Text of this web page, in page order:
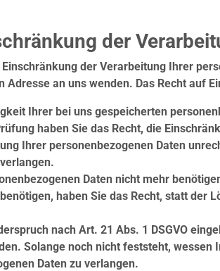
der
der Verarbeitung Ihrer
Adresse an uns wenden. Das Recht auf
Ihrer bei uns gespeicherten
haben Sie das Recht, die
Ihrer personenbezogenen Daten
Daten nicht mehr
haben Sie das Recht, statt der
nach Art. 21 Abs. 1 DSGVO
Solange noch nicht feststeht, wessen
Daten zu verlangen.